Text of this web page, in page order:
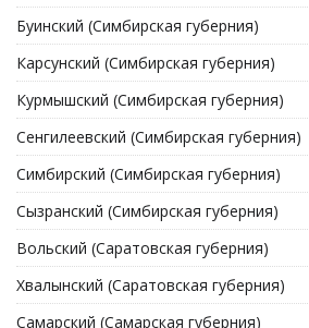
Буинский (Симбирская губерния)
Карсунский (Симбирская губерния)
Курмышский (Симбирская губерния)
Сенгилеевский (Симбирская губерния)
Симбирский (Симбирская губерния)
Сызранский (Симбирская губерния)
Вольский (Саратовская губерния)
Хвалынский (Саратовская губерния)
Самарский (Самарская губерния)